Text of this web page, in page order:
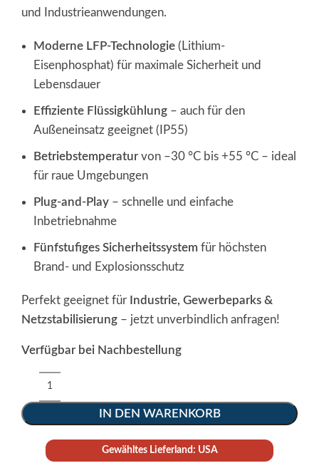
und Industrieanwendungen.
Moderne LFP-Technologie (Lithium-
Eisenphosphat) für maximale Sicherheit und
Lebensdauer
Effiziente Flüssigkühlung – auch für den
Außeneinsatz geeignet (IP55)
Betriebstemperatur von –30 °C bis +55 °C – ideal
für raue Umgebungen
Plug-and-Play – schnelle und einfache
Inbetriebnahme
Fünfstufiges Sicherheitssystem für höchsten
Brand- und Explosionsschutz
Perfekt geeignet für Industrie, Gewerbeparks &
Netzstabilisierung – jetzt unverbindlich anfragen!
Verfügbar bei Nachbestellung
IN DEN WARENKORB
Alternative:
Gewähltes Lieferland: USA